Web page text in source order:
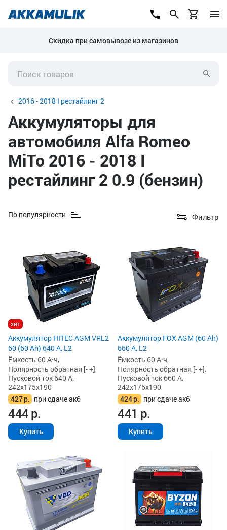
Скидка при самовывозе из магазинов
2016 - 2018 I рестайлинг 2
Аккумуляторы для
автомобиля Alfa Romeo
MiTo 2016 - 2018 I
рестайлинг 2 0.9 (бензин)
По популярности Фильтр
хит
Аккумулятор HITEC AGM VRL2
60 (60 Ah) 640 А, L2
Ёмкость 60 А·ч,
Полярность обратная [- +],
Пусковой ток 640 А,
242x175x190
427р. при сдаче акб
444р.
Купить
Аккумулятор FOX AGM (60 Ah)
660 А, L2
Ёмкость 60 А·ч,
Полярность обратная [- +],
Пусковой ток 660 А,
242x175x190
424р. при сдаче акб
441 р.
Купить